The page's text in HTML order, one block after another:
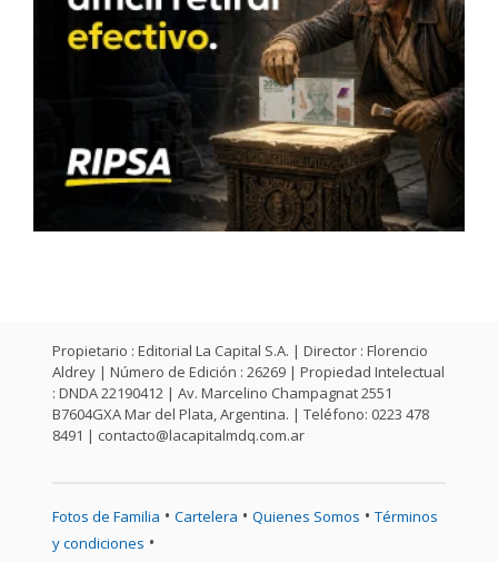
Propietario : Editorial La Capital S.A. | Director : Florencio
Aldrey | Número de Edición : 26269 | Propiedad Intelectual
: DNDA 22190412 | Av. Marcelino Champagnat 2551
B7604GXA Mar del Plata, Argentina. | Teléfono: 0223 478
8491 | contacto@lacapitalmdq.com.ar
Fotos de Familia • Cartelera • Quienes Somos • Términos
y condiciones •